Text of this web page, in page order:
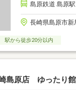
島原鉄道 島原
長崎県島原市新
駅から徒歩20分以内
島原店 ゆったり館